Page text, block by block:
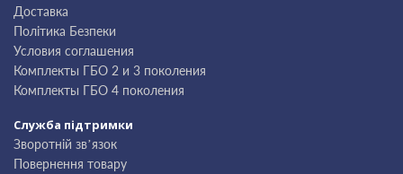
Доставка
Політика Безпеки
Условия соглашения
Комплекты ГБО 2 и 3 поколения
Комплекты ГБО 4 поколения
Служба підтримки
Зворотній зв’язок
Повернення товару